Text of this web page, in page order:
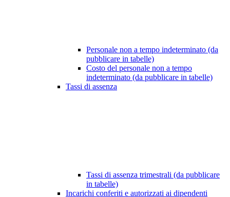
Personale non a tempo indeterminato (da
pubblicare in tabelle)
Costo del personale non a tempo
indeterminato (da pubblicare in tabelle)
Tassi di assenza
Tassi di assenza trimestrali (da pubblicare
in tabelle)
Incarichi conferiti e autorizzati ai dipendenti